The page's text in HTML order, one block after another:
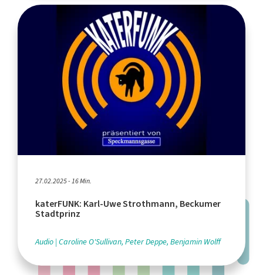
27.02.2025 - 16 Min.
katerFUNK: Karl-Uwe Strothmann, Beckumer
Stadtprinz
Audio Caroline O'Sullivan, Peter Deppe, Benjamin Wolff